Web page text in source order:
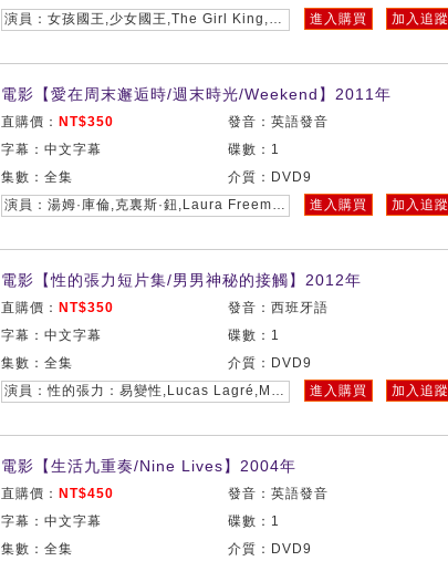
演員：女孩國王,少女國王,The Girl King,瑪琳·布斯卡,莎拉·加頓,邁克爾·恩奎斯特,盧卡斯·布萊恩特,勞拉·布林,伊波利特·吉拉爾多,彼得·洛邁爾,弗朗索瓦·阿諾德,馬蒂娜·格德克,帕特裏克·波查,彼得·奧林,雅尼娜·伯曼,薩穆裏·埃德爾曼,艾米麗·坎努提拉
進入購買 加入追蹤
電影【愛在周末邂逅時/週末時光/Weekend】2011年
直購價： NT$350
發音：英語發音
字幕：中文字幕
碟數：1
集數：全集
介質：DVD9
演員：湯姆·庫倫,克裏斯·鈕,Laura Freeman,Vauxhall Jermaine
進入購買 加入追蹤
電影【性的張力短片集/男男神秘的接觸】2012年
直購價： NT$350
發音：西班牙語
字幕：中文字幕
碟數：1
集數：全集
介質：DVD9
演員：性的張力：易變性,Lucas Lagré,Mario Verón,Guido Gastaldi
進入購買 加入追蹤
電影【生活九重奏/Nine Lives】2004年
直購價： NT$450
發音：英語發音
字幕：中文字幕
碟數：1
集數：全集
介質：DVD9